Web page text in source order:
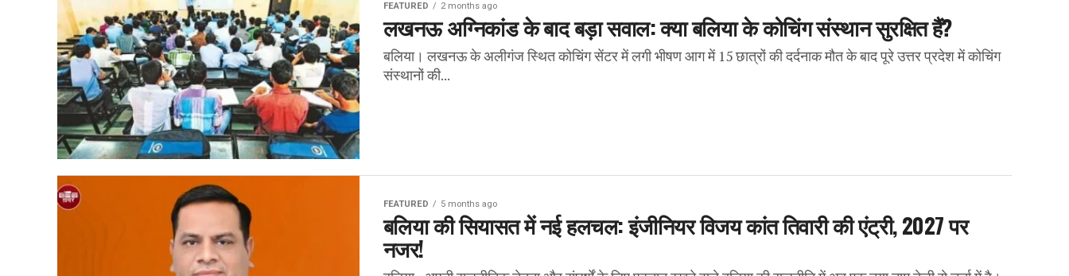
FEATURED 2 months ago
लखनऊ अग्निकांड के बाद बड़ा सवाल: क्या बलिया के कोचिंग संस्थान सुरक्षित हैं?
बलिया। लखनऊ के अलीगंज स्थित कोचिंग सेंटर में लगी भीषण आग में 15 छात्रों की दर्दनाक मौत के बाद पूरे उत्तर प्रदेश में कोचिंग
संस्थानों की...
FEATURED 5 months ago
बलिया की सियासत में नई हलचल: इंजीनियर विजय कांत तिवारी की एंट्री, 2027 पर
नजर!